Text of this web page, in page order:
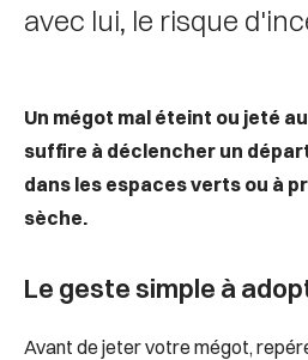
avec lui, le risque
Un mégot mal éteint ou jeté
suffire à déclencher un
dans les espaces verts ou à
sèche.
Le geste simple à
Avant de jeter votre mégot,